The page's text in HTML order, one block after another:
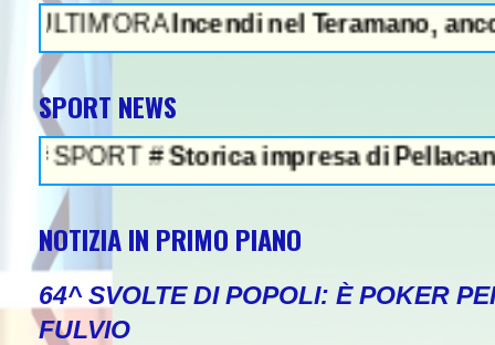
Incendi nel Teramano, ancora
SPORT NEWS
Storica impresa di Pellacani, agli
NOTIZIA IN PRIMO PIANO
64^ SVOLTE DI POPOLI: È POKER
FULVIO
NEWS IN EVIDENZA -